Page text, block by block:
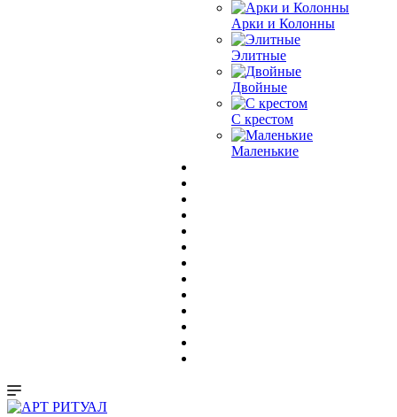
Арки и Колонны
Элитные
Двойные
С крестом
Маленькие